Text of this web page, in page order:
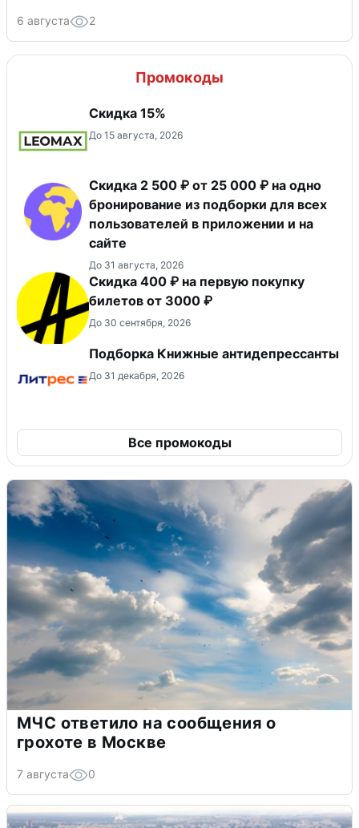
6 августа 2
Промокоды
Скидка 15%
До 15 августа, 2026
Скидка 2 500 ₽ от 25 000 ₽ на одно
бронирование из подборки для всех
пользователей в приложении и на
сайте
До 31 августа, 2026
Скидка 400 ₽ на первую покупку
билетов от 3000 ₽
До 30 сентября, 2026
Подборка Книжные антидепрессанты
До 31 декабря, 2026
Все промокоды
МЧС ответило на сообщения о
грохоте в Москве
7 августа 0